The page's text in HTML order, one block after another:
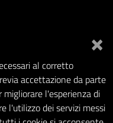
×
al corretto
accettazione da parte
l'esperienza di
l'utilizzo dei servizi messi